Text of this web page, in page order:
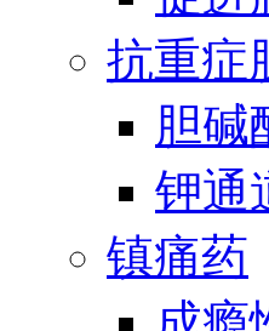
抗重症
胆碱
钾通
镇痛药